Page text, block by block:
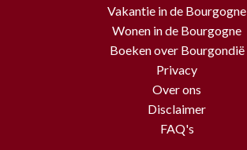
Vakantie in de Bourgogne
Wonen in de Bourgogne
Boeken over Bourgondië
Privacy
Over ons
Disclaimer
FAQ's